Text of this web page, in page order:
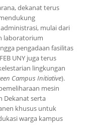
dekanat terus
mulai dari
laboratorium
pengadaan fasilitas
UNY juga terus
lingkungan
Campus Initiative).
mesin
Dekanat serta
khusus untuk
warga kampus